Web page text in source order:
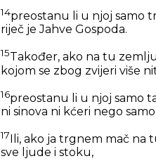
14preostanu li u njoj samo
riječ je Jahve Gospoda.
15Također, ako na tu
kojom se zbog zvijeri više
16preostanu li u njoj samo
ni sinova ni kćeri nego
17
Ili, ako ja trgnem mač
sve ljude i stoku,